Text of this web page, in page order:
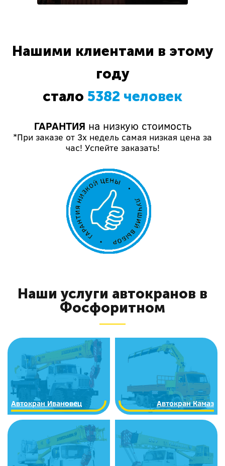
Нашими клиентами в этому
году
стало 5382 человек
ГАРАНТИЯ на низкую стоимость
*При заказе от 3х недель самая низкая цена за
час! Успейте заказать!
Наши услуги автокранов в
Фосфоритном
Автокран Ивановец Автокран Камаз